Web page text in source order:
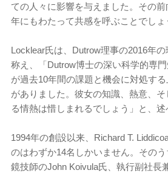
ての人々に影響を与えました。その
年にもわたって共感を呼ぶことでしょ
Locklear氏は、Dutrow理事の2016年
称え、「Dutrow博士の深い科学的専
が過去10年間の課題と機会に対処す
がありました。彼女の知識、熱意、
る情熱は惜しまれるでしょう」と、述
1994年の創設以来、Richard T.
のはわずか14名しかいません。その
鏡技師のJohn Koivula氏、執行副社長